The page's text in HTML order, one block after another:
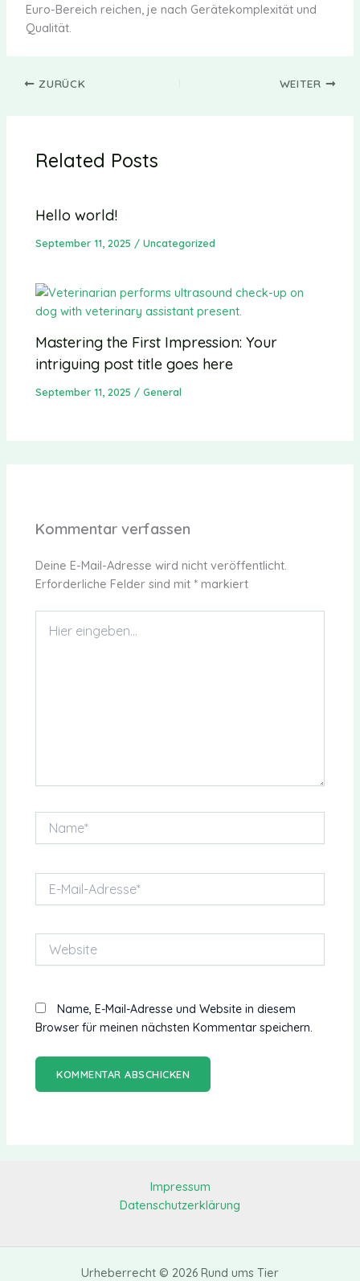
Euro-Bereich reichen, je nach Gerätekomplexität und
Qualität.
ZURÜCK WEITER
Related Posts
Hello world!
September 11, 2025 /Uncategorized
Mastering the First Impression: Your
intriguing post title goes here
September 11, 2025 /General
Kommentar verfassen
Deine E-Mail-Adresse wird nicht veröffentlicht.
Erforderliche Felder sind mit * markiert
eingeben…
Mail-
Website
Name, E-Mail-Adresse und Website in diesem
Browser für meinen nächsten Kommentar speichern.
Impressum
Datenschutzerklärung
Urheberrecht © 2026 Rund ums Tier